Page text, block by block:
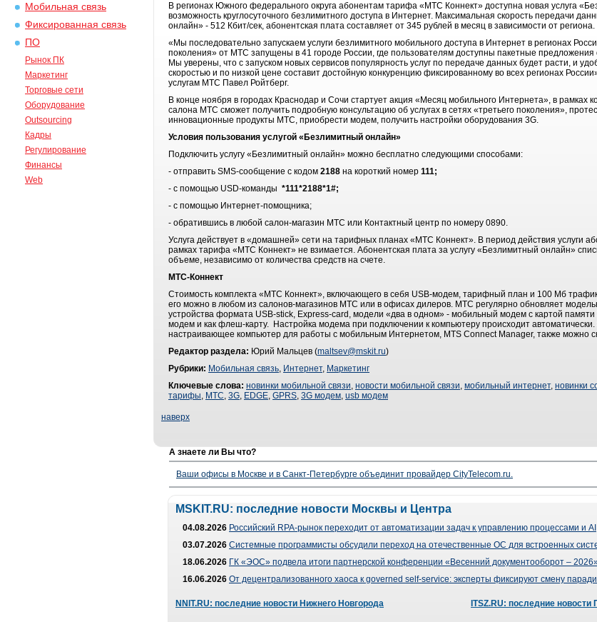
Мобильная связь
Фиксированная связь
ПО
Рынок ПК
Маркетинг
Торговые сети
Оборудование
Outsourcing
Кадры
Регулирование
Финансы
Web
В регионах Южного федерального округа абонентам тарифа «МТС Коннект» доступна новая услуга
возможность круглосуточного безлимитного доступа в Интернет. Максимальная скорость передачи
онлайн» - 512 Кбит/сек, абонентская плата составляет от 345 рублей в месяц в зависимости от региона.
«Мы последовательно запускаем услуги безлимитного мобильного доступа в Интернет в регионах
поколения» от МТС запущены в 41 городе России, где пользователям доступны пакетные
Мы уверены, что с запуском новых сервисов популярность услуг по передаче данных будет расти, и
скоростью и по низкой цене составит достойную конкуренцию фиксированному во всех регионах
услугам МТС Павел Ройтберг.
В конце ноября в городах Краснодар и Сочи стартует акция «Месяц мобильного Интернета», в
салона МТС сможет получить подробную консультацию об услугах в сетях «третьего поколения»,
инновационные продукты МТС, приобрести модем, получить настройки оборудования 3G.
Условия пользования услугой «Безлимитный онлайн»
Подключить услугу «Безлимитный онлайн» можно бесплатно следующими способами:
- отправить SMS-сообщение с кодом 2188 на короткий номер 111;
- с помощью USD-команды *111*2188*1#;
- с помощью Интернет-помощника;
- обратившись в любой салон-магазин МТС или Контактный центр по номеру 0890.
Услуга действует в «домашней» сети на тарифных планах «МТС Коннект». В период действия услуги
рамках тарифа «МТС Коннект» не взимается. Абонентская плата за услугу «Безлимитный онлайн»
объеме, независимо от количества средств на счете.
МТС-Коннект
Стоимость комплекта «МТС Коннект», включающего в себя USB-модем, тарифный план и 100 Мб
его можно в любом из салонов-магазинов МТС или в офисах дилеров. МТС регулярно обновляет
устройства формата USB-stick, Express-card, модели «два в одном» - мобильный модем с картой памяти
модем и как флеш-карту. Настройка модема при подключении к компьютеру происходит
настраивающее компьютер для работы с мобильным Интернетом, MTS Сonnect Manager, также можно
Редактор раздела: Юрий Мальцев (maltsev@mskit.ru)
Рубрики: Мобильная связь, Интернет, Маркетинг
Ключевые слова: новинки мобильной связи, новости мобильной связи, мобильный интернет, новинки
тарифы, МТС, 3G, EDGE, GPRS, 3G модем, usb модем
наверх
А знаете ли Вы что?
Ваши офисы в Москве и в Санкт-Петербурге объединит провайдер CityTelecom.ru.
MSKIT.RU: последние новости Москвы и Центра
04.08.2026 Российский RPA-рынок переходит от автоматизации задач к управлению процессами и AI
03.07.2026 Системные программисты обсудили переход на отечественные ОС для встроенных
18.06.2026 ГК «ЭОС» подвела итоги партнерской конференции «Весенний документооборот –
16.06.2026 От децентрализованного хаоса к governed self-service: эксперты фиксируют смену
NNIT.RU: последние новости Нижнего Новгорода ITSZ.RU: последние новости